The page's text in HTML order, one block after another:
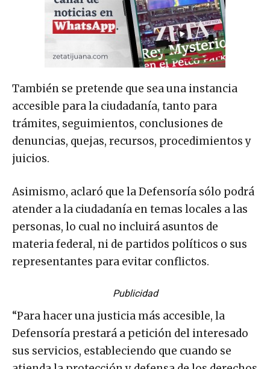
También se pretende que sea una instancia
accesible para la ciudadanía, tanto para
trámites, seguimientos, conclusiones de
denuncias, quejas, recursos, procedimientos y
juicios.
Asimismo, aclaró que la Defensoría sólo podrá
atender a la ciudadanía en temas locales a las
personas, lo cual no incluirá asuntos de
materia federal, ni de partidos políticos o sus
representantes para evitar conflictos.
Publicidad
“Para hacer una justicia más accesible, la
Defensoría prestará a petición del interesado
sus servicios, estableciendo que cuando se